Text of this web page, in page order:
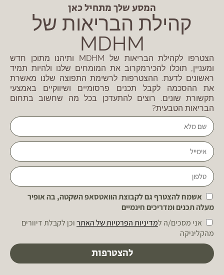
המסע שלך מתחיל כאן
קהילת הבריאות של
MDHM
הצטרפו לקהילת הבריאות של MDHM ותיהנו מתוכן חדש
ומעניין, תוכלו להכירמקרוב את המומחים שלנו ולהיות תמיד
ראשונים לדעת. ההצטרפות לרשימת התפוצה שלנו מאשרת
את ההסכמה לקבל תכנים פרסומיים ושיווקיים באמצעי
תקשורת שונים. רוצים להתעדכן בכל מה שחשוב בתחום
הבריאות הטבעית?
אשמח להצטרף גם לקבוצת הוואטסאפ השקטה, בה אופיר
מעלה תכנים ומדריכים חינמיים
אני מסכים/ה ל מדיניות הפרטיות של האתרוכן לקבלת דיוורים
מהקליניקה
להצטרפות